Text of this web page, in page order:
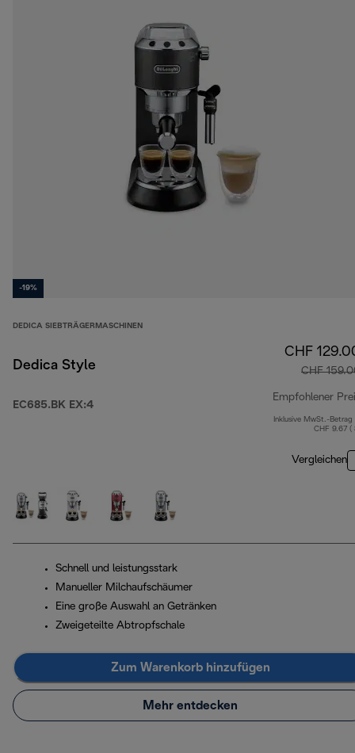
-19%
DEDICA SIEBTRÄGERMASCHINEN
Dedica Style
EC685.BK EX:4
CHF
CHF
Empfohlener
Inklusive MwSt.-Betrag
CHF 9.67 (
Vergleichen
Schnell und leistungsstark
Manueller Milchaufschäumer
Eine große Auswahl an Getränken
Zweigeteilte Abtropfschale
Zum Warenkorb hinzufügen
Mehr entdecken